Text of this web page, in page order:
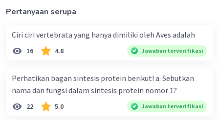
Pertanyaan serupa
Ciri ciri vertebrata yang hanya dimiliki oleh Aves adalah
16 4.8 Jawaban terverifikasi
Perhatikan bagan sintesis protein berikut! a. Sebutkan
nama dan fungsi dalam sintesis protein nomor 1?
22 5.0 Jawaban terverifikasi